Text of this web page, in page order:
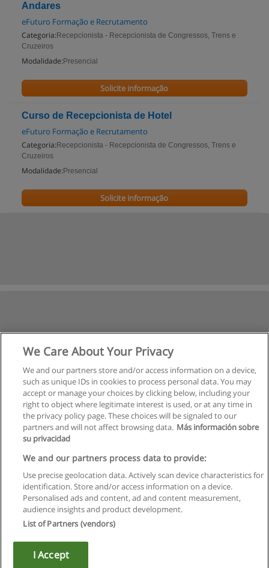
Andares
eFuturo Formação e Recrutamento
Categoria: Recepcionista - Recepcionista de Congressos, Trens e
Cruzeiros
Modalidade: Presencial
Solicite informação
Curso de Recepcionista de Hotel
eFuturo Formação e Recrutamento
Categoria: Recepcionista - Recepcionista de Congressos, Trens e
Cruzeiros
Modalidade: Presencial
Solicite informação
Regras de uso
Privacidade de dados
Copyright © Educaedu Business S.L. - CIF : B-95610580: -
We Care About Your Privacy
We and our partners store and/or access information on a device,
such as unique IDs in cookies to process personal data. You may
accept or manage your choices by clicking below, including your
right to object where legitimate interest is used, or at any time in
the privacy policy page. These choices will be signaled to our
partners and will not affect browsing data. Más información sobre
su privacidad
We and our partners process data to provide:
Use precise geolocation data. Actively scan device characteristics for
identification. Store and/or access information on a device.
Personalised ads and content, ad and content measurement,
audience insights and product development.
List of Partners (vendors)
I Accept